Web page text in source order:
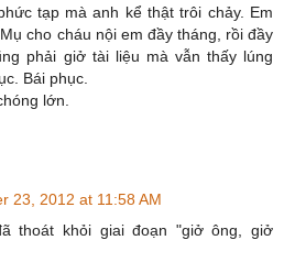
tạp mà anh kể thật trôi chảy. Em
cho cháu nội em đầy tháng, rồi đầy
phải giở tài liệu mà vẫn thấy lúng
Bái phục.
lớn.
23, 2012 at 11:58 AM
thoát khỏi giai đoạn "giở ông, giở